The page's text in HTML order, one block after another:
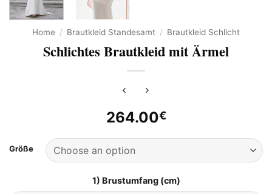
Home / Brautkleid Standesamt / Brautkleid Schlicht
Schlichtes Brautkleid mit Ärmel
264.00€
Größe
1) Brustumfang (cm)